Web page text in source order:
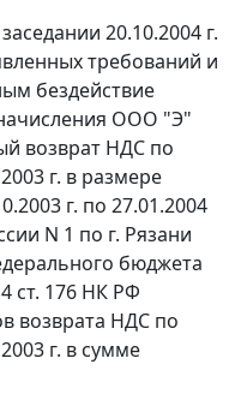
20.10.2004 г.
требований и
бездействие
ООО "Э"
возврат НДС по
г. в размере
г. по 27.01.2004
N 1 по г. Рязани
бюджета
ст. 176 НК РФ
возврата НДС по
г. в сумме